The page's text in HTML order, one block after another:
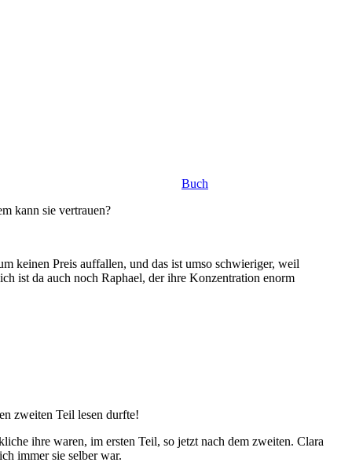
Buch
kann sie vertrauen?
keinen Preis auffallen, und das ist umso schwieriger, weil
ist da auch noch Raphael, der ihre Konzentration enorm
zweiten Teil lesen durfte!
ihre waren, im ersten Teil, so jetzt nach dem zweiten. Clara
immer sie selber war.